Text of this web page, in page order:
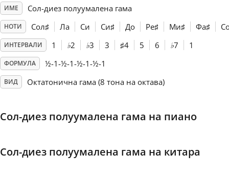
English
Español
ИМЕ Сол-диез полуумалена гама
НОТИ Сол♯ Ла Си Си♯ До Ре♯ Ми♯ Фа♯
ИНТЕРВАЛИ 1 ♭2 ♭3 3 ♯4 5 6 ♭7 1
ФОРМУЛА ½-1-½-1-½-1-½-1
ВИД Октатонична гама (8 тона на октава)
Сол-диез полуумалена гама на пиано
Сол-диез полуумалена гама на китара